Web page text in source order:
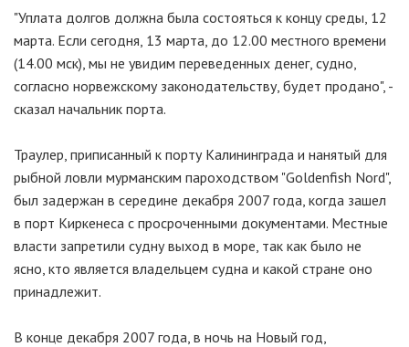
"Уплата долгов должна была состояться к концу среды, 12
марта. Если сегодня, 13 марта, до 12.00 местного времени
(14.00 мск), мы не увидим переведенных денег, судно,
согласно норвежскому законодательству, будет продано", -
сказал начальник порта.
Траулер, приписанный к порту Калининграда и нанятый для
рыбной ловли мурманским пароходством "Goldenfish Nord",
был задержан в середине декабря 2007 года, когда зашел
в порт Киркенеса с просроченными документами. Местные
власти запретили судну выход в море, так как было не
ясно, кто является владельцем судна и какой стране оно
принадлежит.
В конце декабря 2007 года, в ночь на Новый год,